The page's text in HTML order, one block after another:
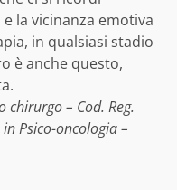
la vicinanza emotiva
in qualsiasi stadio
è anche questo,
– Cod. Reg.
Psico-oncologia –